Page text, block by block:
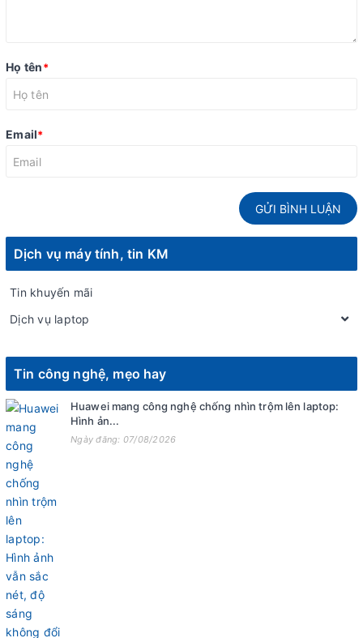
Họ tên*
Email*
GỬI BÌNH LUẬN
Dịch vụ máy tính, tin KM
Tin khuyến mãi
Dịch vụ laptop
Tin công nghệ, mẹo hay
Huawei mang công nghệ chống nhìn trộm lên laptop:
Hình ản...
Ngày đăng: 07/08/2026